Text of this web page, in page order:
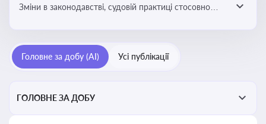
Зміни в законодавстві, судовій практиці стосовно
Головне за добу (AI) Усі публікації
ГОЛОВНЕ ЗА ДОБУ